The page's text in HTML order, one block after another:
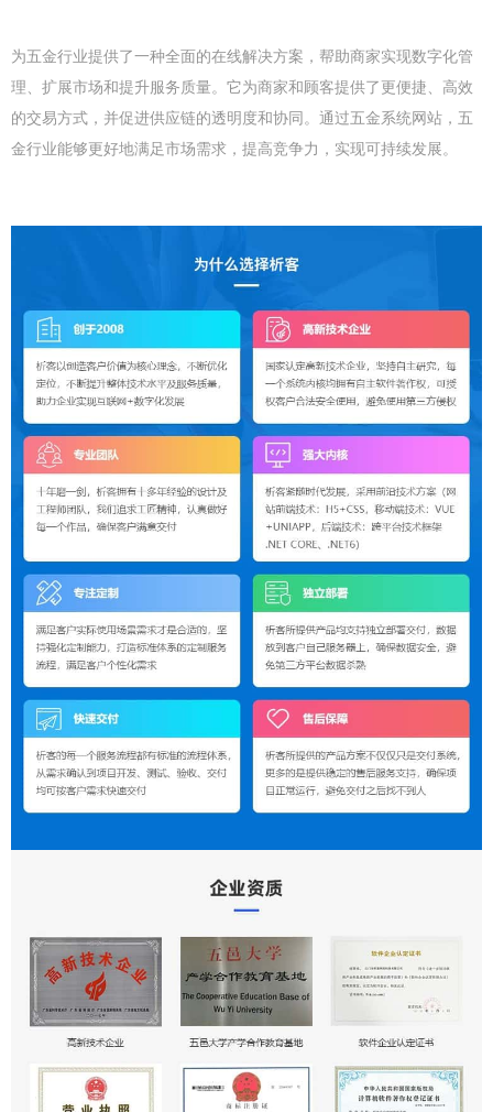
为五金行业提供了一种全面的在线解决方案，帮助商家实现数字化管
理、扩展市场和提升服务质量。它为商家和顾客提供了更便捷、高效
的交易方式，并促进供应链的透明度和协同。通过五金系统网站，五
金行业能够更好地满足市场需求，提高竞争力，实现可持续发展。